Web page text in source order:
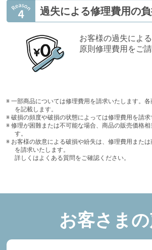
過失による修理費用の
お客様の過失によ
原則修理費用をご
※ 一部商品については修理費用を請求いたします。
を記載します。
※ 破損の頻度や破損の状態によっては修理費用を請求
※ 修理が困難または不可能な場合、商品の販売価格相
す。
※ お客様の故意による破損や紛失は、修理費用また
を請求いたします。
詳しくはよくある質問をご確認ください。
お客さま